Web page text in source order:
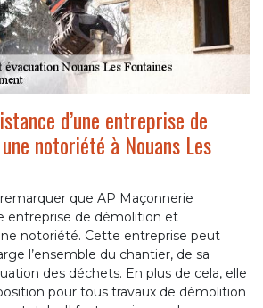
d’une entreprise de
notoriété à Nouans Les
remarquer que AP Maçonnerie
entreprise de démolition et
notoriété. Cette entreprise peut
l’ensemble du chantier, de sa
des déchets. En plus de cela, elle
pour tous travaux de démolition